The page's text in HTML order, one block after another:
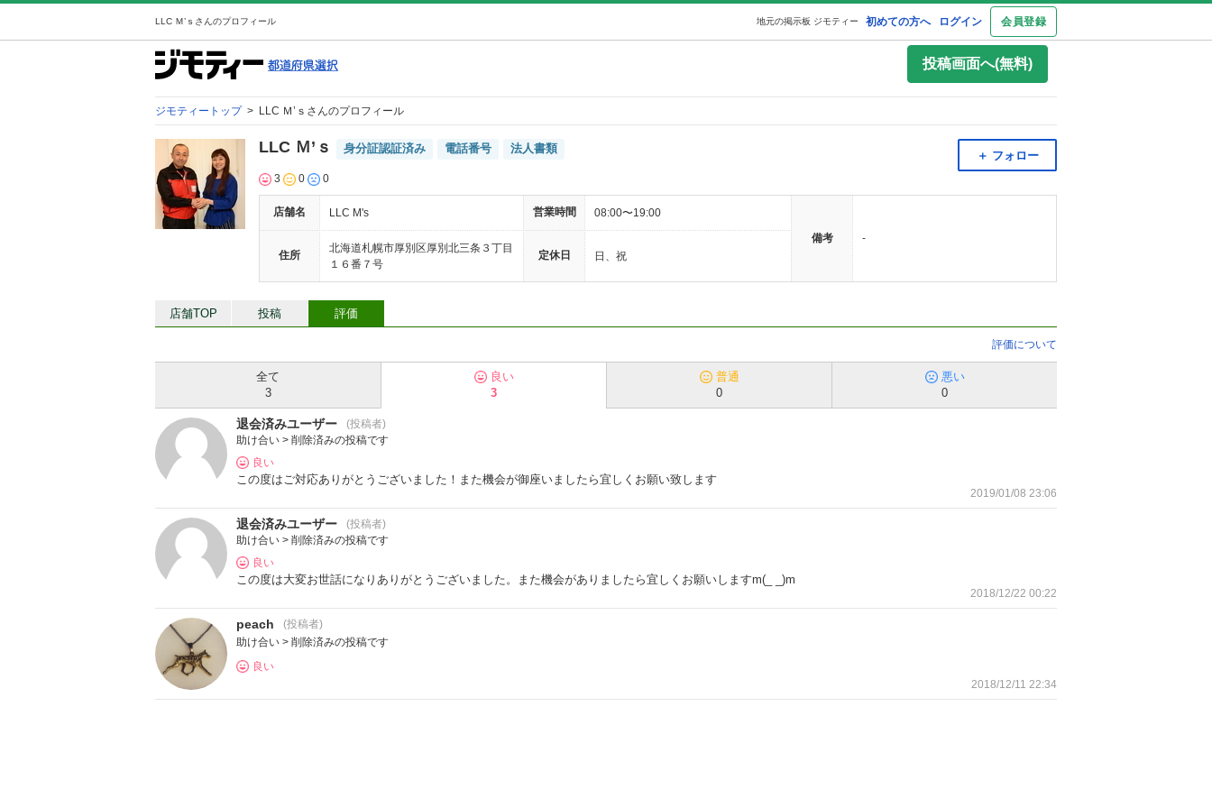
LLC Ｍ’ｓさんのプロフィール 初めての方へ ログイン 会員登録
地元の掲示板 ジモティー
投稿画面へ(無料)
ジモティートップ > LLC Ｍ’ｓさんのプロフィール
LLC Ｍ’ｓ 身分証認証済み 電話番号 法人書類
3 0 0
＋ フォロー
店舗名 LLC M's 営業時間
08:00〜19:00
備考
-
住所
北海道札幌市厚別区厚別北三条３丁目
１６番７号
定休日 日、祝
店舗TOP 投稿 評価
評価について
全て
3
良い
3
普通
0
悪い
0
退会済みユーザー
(投稿者)
助け合い > 削除済みの投稿です
良い
この度はご対応ありがとうございました！また機会が御座いましたら宜しくお願い致します
2019/01/08 23:06
退会済みユーザー
(投稿者)
助け合い > 削除済みの投稿です
良い
この度は大変お世話になりありがとうございました。また機会がありましたら宜しくお願いしますm(_ _)m
2018/12/22 00:22
peach
(投稿者)
助け合い > 削除済みの投稿です
良い
2018/12/11 22:34